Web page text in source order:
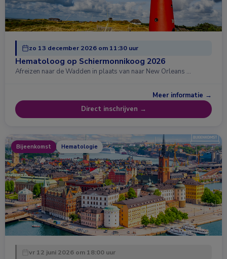
zo 13 december 2026 om 11:30 uur
Hematoloog op Schiermonnikoog 2026
Afreizen naar de Wadden in plaats van naar New Orleans …
Meer informatie →
Direct inschrijven →
Bijeenkomst Hematologie
vr 12 juni 2026 om 18:00 uur